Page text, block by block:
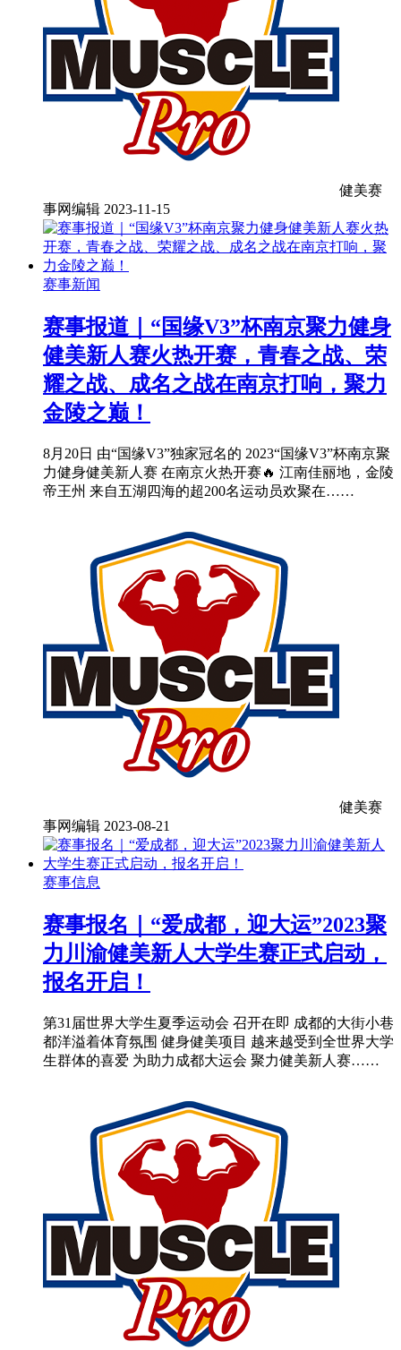
健美赛
事网编辑 2023-11-15
赛事新闻
赛事报道｜“国缘V3”杯南京聚力健身
健美新人赛火热开赛，青春之战、荣
耀之战、成名之战在南京打响，聚力
金陵之巅！
8月20日 由“国缘V3”独家冠名的 2023“国缘V3”杯南京聚
力健身健美新人赛 在南京火热开赛🔥 江南佳丽地，金陵
帝王州 来自五湖四海的超200名运动员欢聚在……
健美赛
事网编辑 2023-08-21
赛事信息
赛事报名｜“爱成都，迎大运”2023聚
力川渝健美新人大学生赛正式启动，
报名开启！
第31届世界大学生夏季运动会 召开在即 成都的大街小巷
都洋溢着体育氛围 健身健美项目 越来越受到全世界大学
生群体的喜爱 为助力成都大运会 聚力健美新人赛……